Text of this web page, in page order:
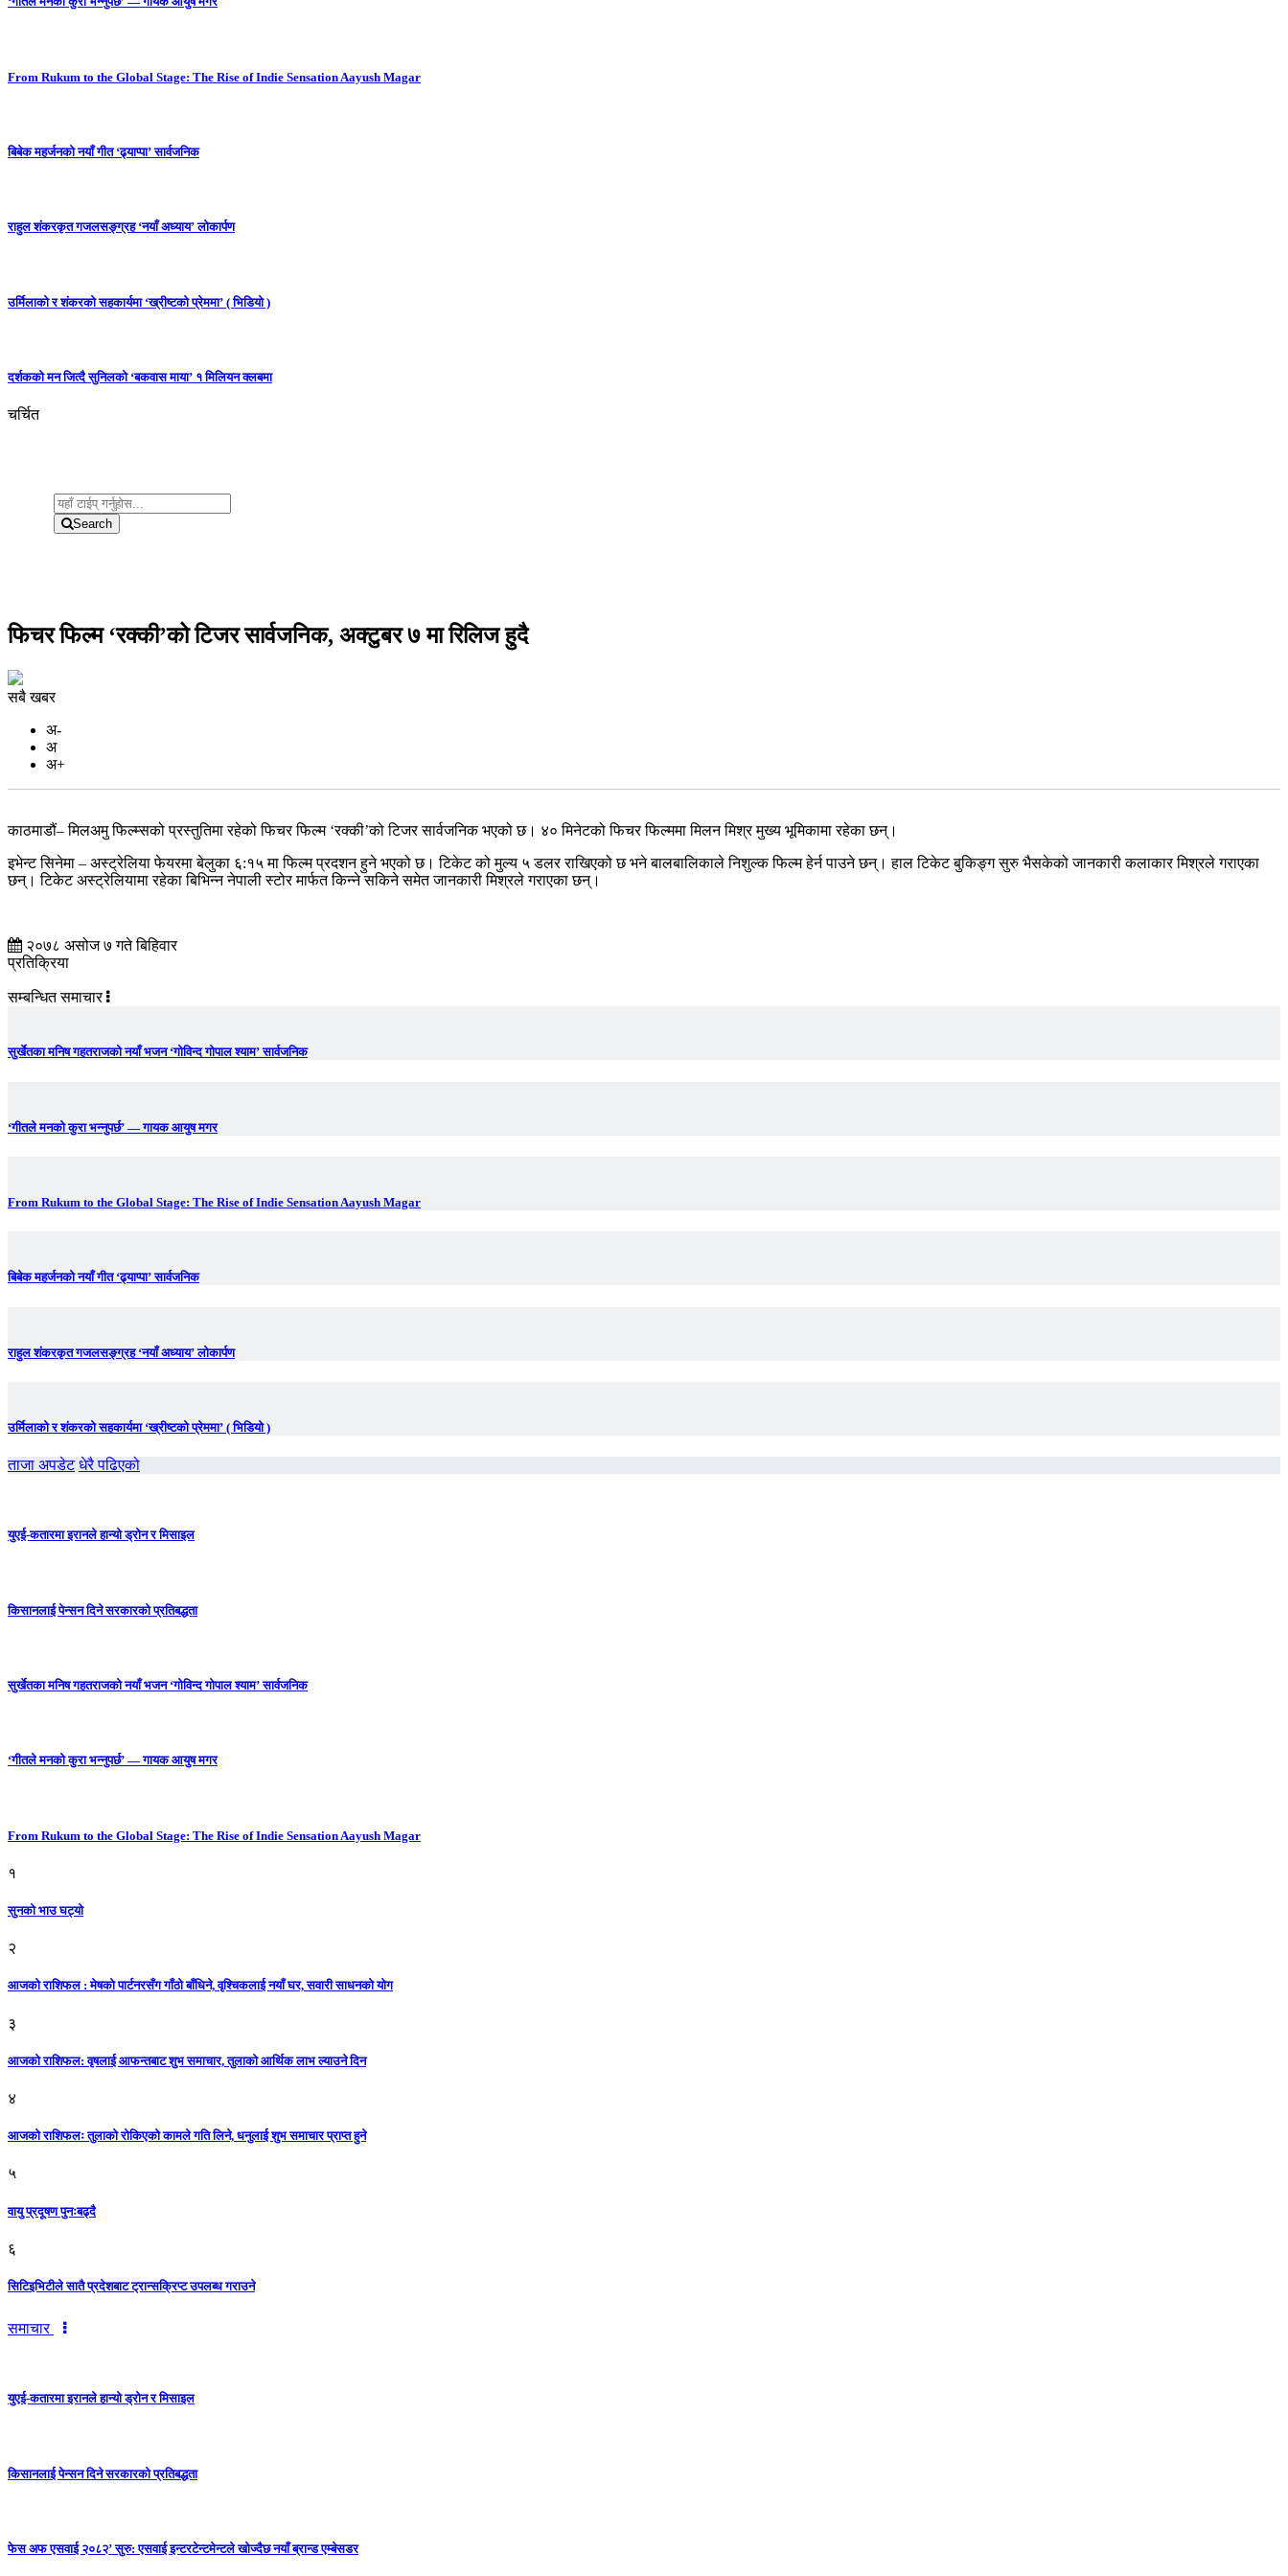
From Rukum to the Global Stage: The Rise of Indie Sensation Aayush Magar
बिबेक महर्जनको नयाँ गीत ‘ढ्याप्पा’ सार्वजनिक
राहुल शंकरकृत गजलसङ्ग्रह ‘नयाँ अध्याय’ लोकार्पण
उर्मिलाको र शंकरको सहकार्यमा ‘ख्रीष्टको प्रेममा’ ( भिडियो )
दर्शकको मन जित्दै सुनिलको ‘बकवास माया’ १ मिलियन क्लबमा
चर्चित
Search
फिचर फिल्म ‘रक्की’को टिजर सार्वजनिक, अक्टुबर ७ मा रिलिज हुदै
सबै खबर
अ-
अ
अ+
काठमाडौं– मिलअमु फिल्म्सको प्रस्तुतिमा रहेको फिचर फिल्म ‘रक्की’को टिजर सार्वजनिक भएको छ। ४० मिनेटको फिचर फिल्ममा मिलन मिश्र मुख्य भूमिकामा रहेका छन्।
इभेन्ट सिनेमा – अस्ट्रेलिया फेयरमा बेलुका ६:१५ मा फिल्म प्रदशन हुने भएको छ। टिकेट को मुल्य ५ डलर राखिएको छ भने बालबालिकाले निशुल्क फिल्म हेर्न पाउने छन्। हाल टिकेट बुकिङ्ग सुरु भैसकेको जानकारी कलाकार मिश्रले गराएका
छन्। टिकेट अस्ट्रेलियामा रहेका बिभिन्न नेपाली स्टोर मार्फत किन्ने सकिने समेत जानकारी मिश्रले गराएका छन्।
२०७८ असोज ७ गते बिहिवार
प्रतिक्रिया
सम्बन्धित समाचार
सुर्खेतका मनिष गहतराजको नयाँ भजन ‘गोविन्द गोपाल श्याम’ सार्वजनिक
‘गीतले मनको कुरा भन्नुपर्छ’ — गायक आयुष मगर
From Rukum to the Global Stage: The Rise of Indie Sensation Aayush Magar
बिबेक महर्जनको नयाँ गीत ‘ढ्याप्पा’ सार्वजनिक
राहुल शंकरकृत गजलसङ्ग्रह ‘नयाँ अध्याय’ लोकार्पण
उर्मिलाको र शंकरको सहकार्यमा ‘ख्रीष्टको प्रेममा’ ( भिडियो )
ताजा अपडेट धेरै पढिएको
युएई-कतारमा इरानले हान्यो ड्रोन र मिसाइल
किसानलाई पेन्सन दिने सरकारको प्रतिबद्धता
सुर्खेतका मनिष गहतराजको नयाँ भजन ‘गोविन्द गोपाल श्याम’ सार्वजनिक
‘गीतले मनको कुरा भन्नुपर्छ’ — गायक आयुष मगर
From Rukum to the Global Stage: The Rise of Indie Sensation Aayush Magar
१
सुनको भाउ घट्याे
२
आजको राशिफल : मेषको पार्टनरसँग गाँठो बाँधिने, वृश्चिकलाई नयाँ घर, सवारी साधनकाे याेग
३
आजकाे राशिफल: वृषलाई आफन्तबाट शुभ समाचार, तुलाकाे आर्थिक लाभ ल्याउने दिन
४
आजको राशिफलः तुलाकाे रोकिएको कामले गति लिने, धनुलाई शुभ समाचार प्राप्त हुने
५
वायु प्रदूषण पुनःबढ्दै
६
सिटिइभिटीले सातै प्रदेशबाट ट्रान्सक्रिप्ट उपलब्ध गराउने
समाचार
युएई-कतारमा इरानले हान्यो ड्रोन र मिसाइल
किसानलाई पेन्सन दिने सरकारको प्रतिबद्धता
फेस अफ एसवाई २०८२’ सुरु: एसवाई इन्टरटेन्टमेन्टले खोज्दैछ नयाँ ब्रान्ड एम्बेसडर